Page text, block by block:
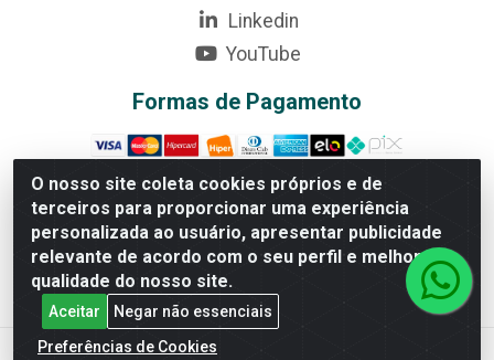
O nosso site coleta cookies próprios e de
terceiros para proporcionar uma experiência
personalizada ao usuário, apresentar publicidade
relevante de acordo com o seu perfil e melhorar a
qualidade do nosso site.
Aceitar
Negar não essenciais
Preferências de Cookies
Linkedin
YouTube
Formas de Pagamento
Rede Brasil - Avenida Universitária, nº 3860, Jardim das
Américas II Etapa - Anápolis/GO - CEP 75070-415 -
CNPJ 07.728.073/0002-24